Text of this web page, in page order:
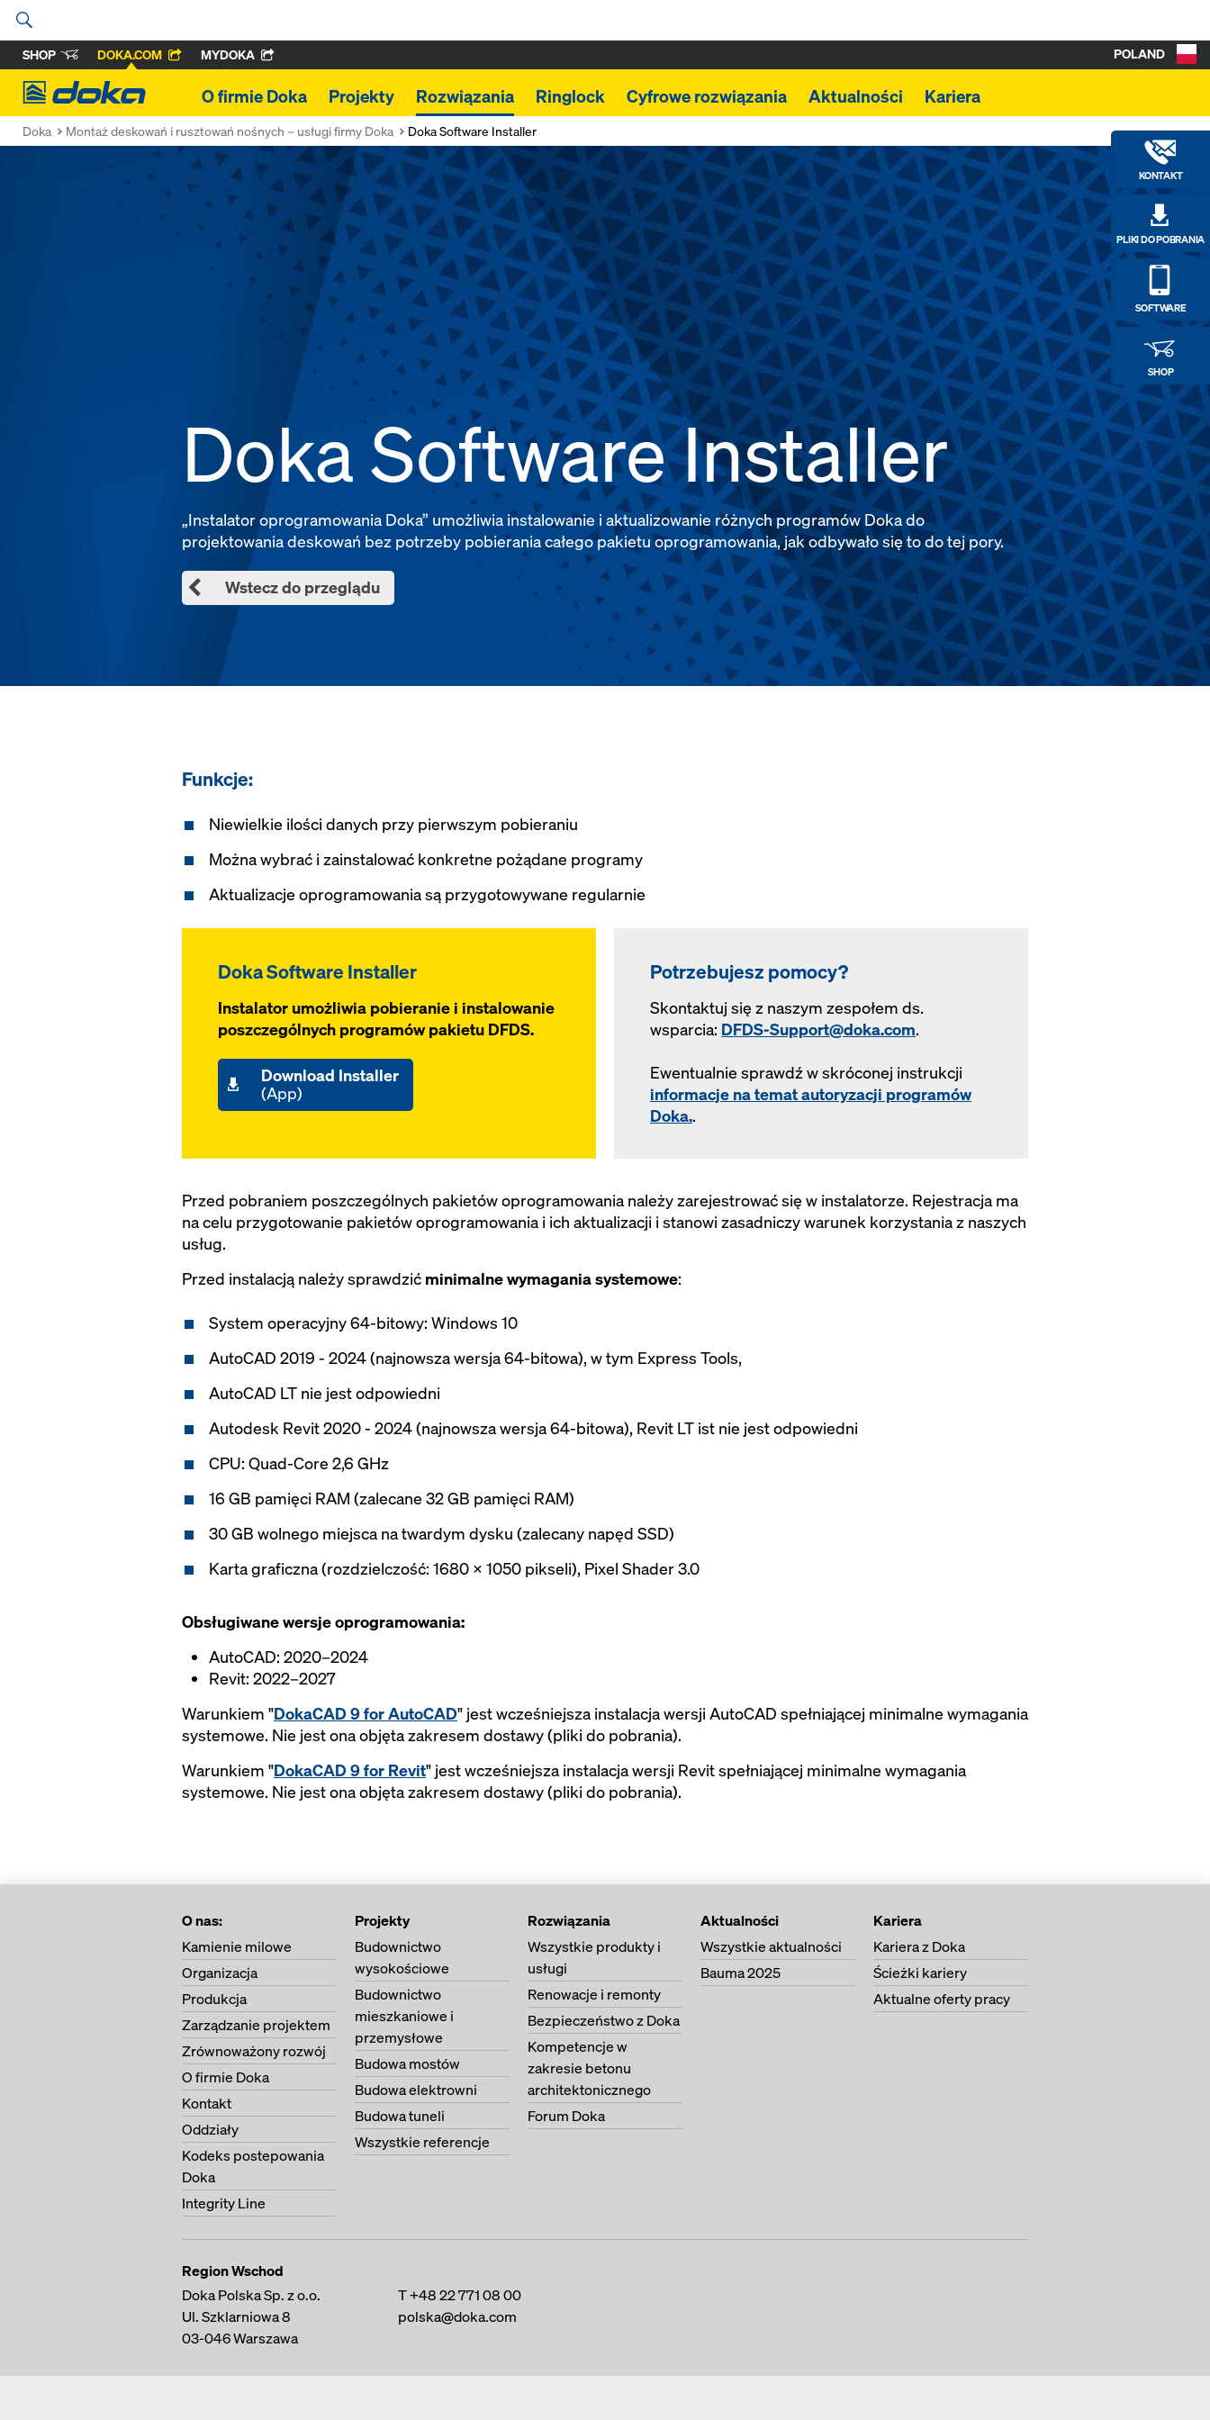
SHOP DOKA.COM MYDOKA
Doka
O firmie Doka Projekty Rozwiązania Ringlock Cyfrowe rozwiązania Aktualności Kariera
KONTAKT
PLIKI DO POBRANIA
SOFTWARE
SHOP
POLAND
Doka Montaż deskowań i rusztowań nośnych – usługi firmy Doka Doka Software Installer
Doka Software Installer
„Instalator oprogramowania Doka” umożliwia instalowanie i aktualizowanie różnych programów Doka do
projektowania deskowań bez potrzeby pobierania całego pakietu oprogramowania, jak odbywało się to do tej pory.
Wstecz do przeglądu
Funkcje:
Niewielkie ilości danych przy pierwszym pobieraniu
Można wybrać i zainstalować konkretne pożądane programy
Aktualizacje oprogramowania są przygotowywane regularnie
Doka Software Installer
Instalator umożliwia pobieranie i instalowanie
poszczególnych programów pakietu DFDS.
Download Installer
(App)
Potrzebujesz pomocy?
Skontaktuj się z naszym zespołem ds.
wsparcia: DFDS-Support@doka.com.
Ewentualnie sprawdź w skróconej instrukcji
informacje na temat autoryzacji programów
Doka..
Przed pobraniem poszczególnych pakietów oprogramowania należy zarejestrować się w instalatorze. Rejestracja ma
na celu przygotowanie pakietów oprogramowania i ich aktualizacji i stanowi zasadniczy warunek korzystania z naszych
usług.
Przed instalacją należy sprawdzić minimalne wymagania systemowe:
System operacyjny 64-bitowy: Windows 10
AutoCAD 2019 - 2024 (najnowsza wersja 64-bitowa), w tym Express Tools,
AutoCAD LT nie jest odpowiedni
Autodesk Revit 2020 - 2024 (najnowsza wersja 64-bitowa), Revit LT ist nie jest odpowiedni
CPU: Quad-Core 2,6 GHz
16 GB pamięci RAM (zalecane 32 GB pamięci RAM)
30 GB wolnego miejsca na twardym dysku (zalecany napęd SSD)
Karta graficzna (rozdzielczość: 1680 x 1050 pikseli), Pixel Shader 3.0
Obsługiwane wersje oprogramowania:
AutoCAD: 2020–2024
Revit: 2022–2027
Warunkiem "DokaCAD 9 for AutoCAD" jest wcześniejsza instalacja wersji AutoCAD spełniającej minimalne wymagania
systemowe. Nie jest ona objęta zakresem dostawy (pliki do pobrania).
Warunkiem "DokaCAD 9 for Revit" jest wcześniejsza instalacja wersji Revit spełniającej minimalne wymagania
systemowe. Nie jest ona objęta zakresem dostawy (pliki do pobrania).
O nas:
Kamienie milowe
Organizacja
Produkcja
Zarządzanie projektem
Zrównoważony rozwój
O firmie Doka
Kontakt
Oddziały
Kodeks postepowania
Doka
Integrity Line
Projekty
Budownictwo
wysokościowe
Budownictwo
mieszkaniowe i
przemysłowe
Budowa mostów
Budowa elektrowni
Budowa tuneli
Wszystkie referencje
Rozwiązania
Wszystkie produkty i
usługi
Renowacje i remonty
Bezpieczeństwo z Doka
Kompetencje w
zakresie betonu
architektonicznego
Forum Doka
Aktualności
Wszystkie aktualności
Bauma 2025
Kariera
Kariera z Doka
Ścieżki kariery
Aktualne oferty pracy
Region Wschod
Doka Polska Sp. z o.o.
Ul. Szklarniowa 8
03-046Warszawa
T+48 22 771 08 00
polska@doka.com